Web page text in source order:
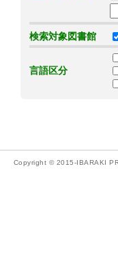
検索対象図書館
言語区分
Copyright © 2015-IBARAKI